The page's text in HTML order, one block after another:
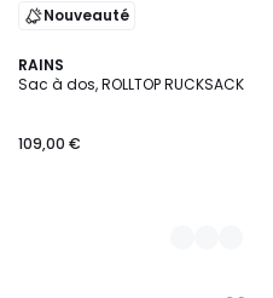
Nouveauté
RAINS
Sac à dos, ROLLTOP RUCKSACK
109,00 €
3
Couleurs